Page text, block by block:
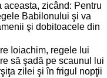
aceasta, zicând: Pentru
Babilonului şi va
şi dobitoacele din
Ioiachim, regele lui
să şadă pe scaunul lui
zilei şi în frigul nopţii